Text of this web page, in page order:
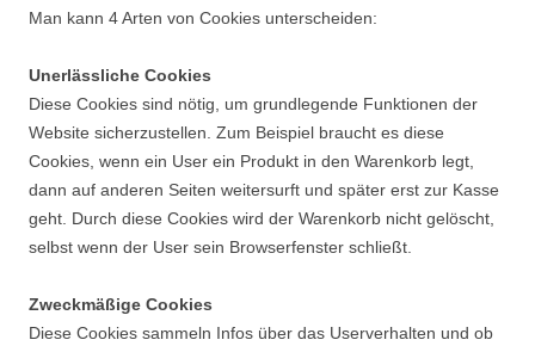
Man kann 4 Arten von Cookies unterscheiden:
Unerlässliche Cookies
Diese Cookies sind nötig, um grundlegende Funktionen der
Website sicherzustellen. Zum Beispiel braucht es diese
Cookies, wenn ein User ein Produkt in den Warenkorb legt,
dann auf anderen Seiten weitersurft und später erst zur Kasse
geht. Durch diese Cookies wird der Warenkorb nicht gelöscht,
selbst wenn der User sein Browserfenster schließt.
Zweckmäßige Cookies
Diese Cookies sammeln Infos über das Userverhalten und ob